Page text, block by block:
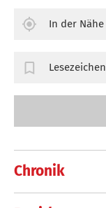
Chronik
In der Nähe
Lesezeichen